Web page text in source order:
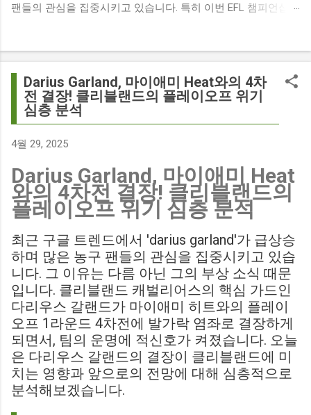
팬들의 관심을 집중시키고 있습니다. 특히 이번 EFL 챔피언십
다음과 같습니다. The 9 players set to miss Southampton v
Birmingham City ft £7m striker Damion Downs : 사우스햄튼과
버밍엄 시티 경기에서 총 9명의 선수가 결장할 예정이며, 특히
700만 파운드 스트라이커 데미언 다운스의 결장은 사우스햄튼
에게 큰 타격이 될 것으로 보입니다. Southampton vs
Match : 경기 당일 실시간 스코어 업데이트를 제공하는 뉴스로,
팬들의 높은 관심도를 반영합니다. Chris Davies: Birmingham
City boss says his side have to try to "be themselves" away
에서 팀 고유의 색깔을 유지하는 것이 중요하다고 강조했습니
다. ...
Darius Garland, 마이애미 Heat와의 4차
전 결장! 클리블랜드의 플레이오프 위기
심층 분석
4월 29, 2025
Darius Garland, 마이애미 Heat
와의 4차전 결장! 클리블랜드의
플레이오프 위기 심층 분석
최근 구글 트렌드에서 'darius garland'가 급상승
하며 많은 농구 팬들의 관심을 집중시키고 있습
니다. 그 이유는 다름 아닌 그의 부상 소식 때문
입니다. 클리블랜드 캐벌리어스의 핵심 가드인
다리우스 갈랜드가 마이애미 히트와의 플레이
오프 1라운드 4차전에 발가락 염좌로 결장하게
되면서, 팀의 운명에 적신호가 켜졌습니다. 오늘
은 다리우스 갈랜드의 결장이 클리블랜드에 미
치는 영향과 앞으로의 전망에 대해 심층적으로
분석해보겠습니다.